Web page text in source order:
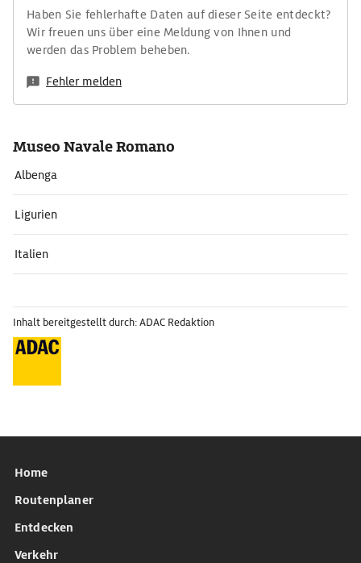
Haben Sie fehlerhafte Daten auf dieser Seite entdeckt?
Wir freuen uns über eine Meldung von Ihnen und
werden das Problem beheben.
Fehler melden
Museo Navale Romano
Albenga
Ligurien
Italien
Inhalt bereitgestellt durch: ADAC Redaktion
Home
Routenplaner
Entdecken
Verkehr